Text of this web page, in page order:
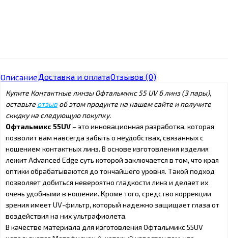
ОписаниеДоставка и оплатаОтзывов (0)
Купите Контактные линзы Офтальмикс 55 UV 6 линз (3 пары),
оставьте отзыв об этом продукте на нашем сайте и получите
скидку на следующую покупку.
Офтальмикс 55UV – это инновационная разработка, которая
позволит вам навсегда забыть о неудобствах, связанных с
ношением контактных линз. В основе изготовления изделия
лежит Advanced Edge суть которой заключается в том, что края
оптики обрабатываются до тончайшего уровня. Такой подход
позволяет добиться невероятно гладкости линз и делает их
очень удобными в ношении. Кроме того, средство коррекции
зрения имеет UV-фильтр, который надежно защищает глаза от
воздействия на них ультрафиолета.
В качестве материала для изготовления Офтальмикс 55UV